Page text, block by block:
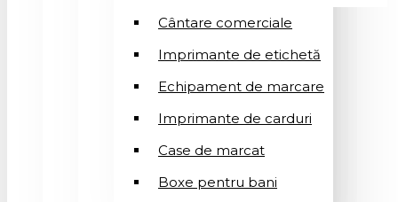
Cântare comerciale
Imprimante de etichetă
Echipament de marcare
Imprimante de carduri
Case de marcat
Boxe pentru bani